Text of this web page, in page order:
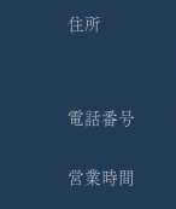
住所
電話番号
営業時間